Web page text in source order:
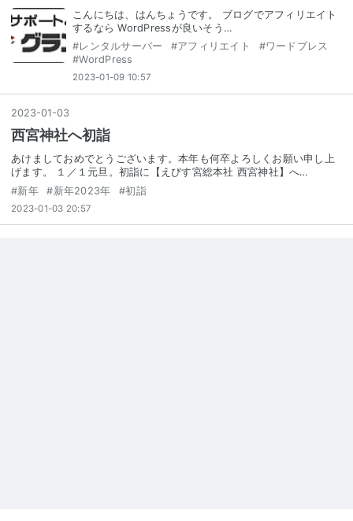
こんにちは、はんちょうです。 ブログでアフィリエイト
するなら WordPressが良いそう…
#レンタルサーバー #アフィリエイト #ワードプレス
#WordPress
2023-01-09 10:57
2023-01-03
西宮神社へ初詣
あけましておめでとうございます。本年も何卒よろしくお願い申し上
げます。 １／１元旦。初詣に【えびす宮総本社 西宮神社】へ…
#新年 #新年2023年 #初詣
2023-01-03 20:57